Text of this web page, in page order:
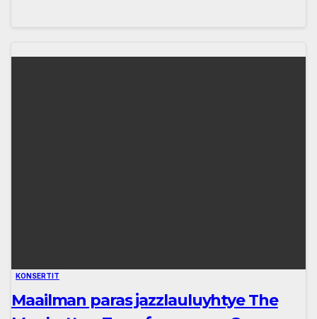
KONSERTIT
Maailman paras jazzlauluyhtye The